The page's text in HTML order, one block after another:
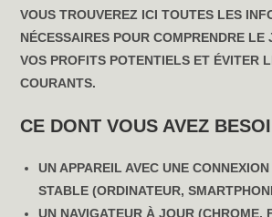
VOUS TROUVEREZ ICI TOUTES LES
NÉCESSAIRES POUR COMPRENDRE
VOS PROFITS POTENTIELS ET ÉVITER
COURANTS.
CE DONT VOUS AVEZ
UN APPAREIL AVEC UNE
STABLE (ORDINATEUR,
UN NAVIGATEUR À JOUR (CHROME,